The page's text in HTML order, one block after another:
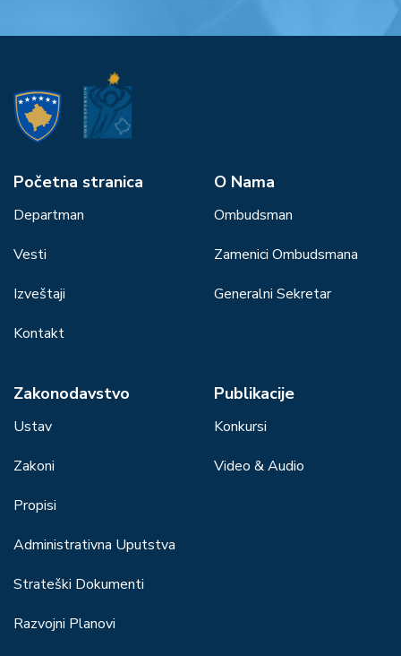
Početna stranica
Departman
Vesti
Izveštaji
Kontakt
О Nama
Ombudsman
Zamenici Ombudsmana
Generalni Sekretar
Zakonodavstvo
Ustav
Zakoni
Propisi
Administrativna Uputstva
Strateški Dokumenti
Razvojni Planovi
Publikacije
Konkursi
Video & Audio